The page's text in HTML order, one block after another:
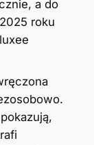
a do
roku